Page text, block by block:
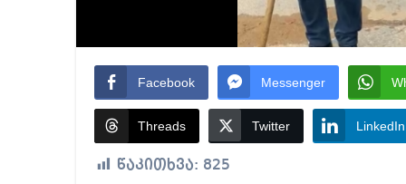
Facebook Messenger
Threads Twitter LinkedIn
წაკითხვა: 825